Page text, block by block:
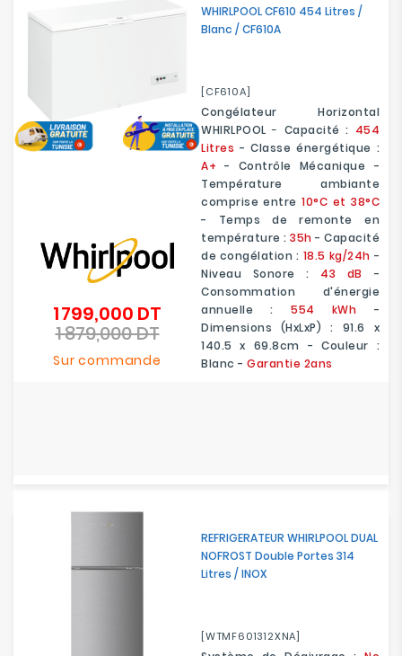
WHIRLPOOL CF610 454 Litres /
Blanc / CF610A
[CF610A]
Congélateur Horizontal
WHIRLPOOL - Capacité : 454
Litres - Classe énergétique :
A+ - Contrôle Mécanique -
Température ambiante
comprise entre10°C et 38°C
- Temps de remonte en
température : 35h - Capacité
de congélation : 18.5 kg/24h -
Niveau Sonore : 43 dB
-
Consommation d'énergie
annuelle :
554 kWh -
Dimensions (HxLxP) : 91.6 x
140.5 x 69.8cm - Couleur :
Blanc - Garantie 2ans
1 799,000 DT
1 879,000 DTPrix
Sur commande
REFRIGERATEUR WHIRLPOOL DUAL
NOFROST Double Portes 314
Litres / INOX
[WTMF601312XNA]